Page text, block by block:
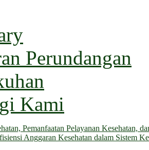
Perundangan
Kami
Pemanfaatan Pelayanan Kesehatan,
Anggaran Kesehatan dalam Sistem